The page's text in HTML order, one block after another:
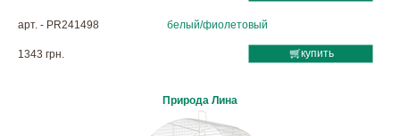
арт. - PR241498 белый/фиолетовый
1343 грн. купить
Природа Лина